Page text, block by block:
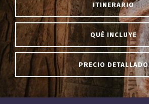
ITINERARIO
QUÉ INCLUYE
PRECIO DETALLADO